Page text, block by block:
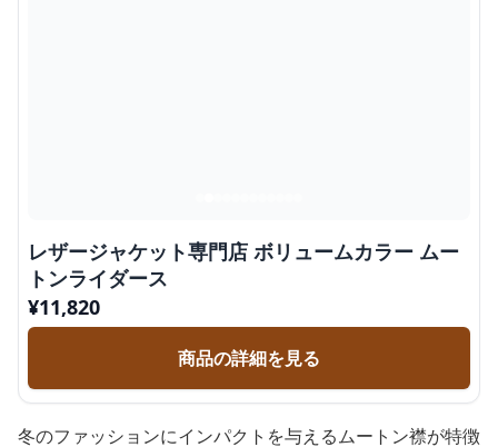
レザージャケット専門店 ボリュームカラー ムー
トンライダース
¥11,820
商品の詳細を見る
冬のファッションにインパクトを与えるムートン襟が特徴